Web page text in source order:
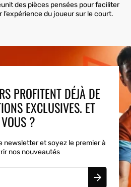
des pièces pensées pour faciliter
du joueur sur le court.
PROFITENT DÉJÀ DE
EXCLUSIVES. ET
VOUS ?
newsletter et soyez le premier à
nos nouveautés